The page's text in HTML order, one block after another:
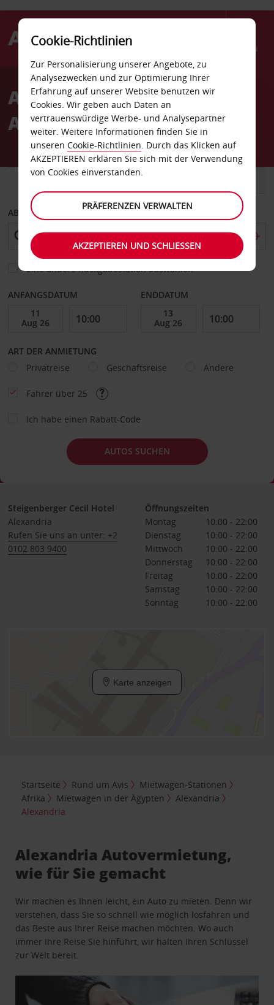
Menü
AvisAutovermietung
Alexandria
ABHOLEN VON
Eine andere Rückgabestation auswählen
ANFANGSDATUM ENDDATUM
ART DER ANMIETUNG
Privatreise
Geschäftsreise Andere
Fahrer über 25
Ich habe einen Rabatt-Code
AUTOS SUCHEN
Steigenberger Cecil Hotel
Alexandria
Rufen Sie uns an unter: +2
0102 803 9400
Öffnungszeiten
Montag
10:00 - 22:00
Dienstag
10:00 - 22:00
Mittwoch
10:00 - 22:00
Donnerstag
10:00 - 22:00
Freitag
10:00 - 22:00
Samstag
10:00 - 22:00
Sonntag
10:00 - 22:00
Karte anzeigen
Startseite Rund um Avis
Mietwagen-Stationen
Afrika
Mietwagen in der Ägypten
Alexandria
Alexandria
Alexandria Autovermietung,
wie für Sie gemacht
Wir machen es Ihnen leicht, ein Auto zu mieten. Denn wir
verstehen, dass Sie so schnell wie möglich losfahren und
das Beste aus Ihrer Reise machen möchten. Wo auch
immer Ihre Reise Sie hinführt, wir halten Ihren Schlüssel
zur Welt bereit.
Cookie-Richtlinien
Zur Personalisierung unserer Angebote, zu
Analysezwecken und zur Optimierung Ihrer
Erfahrung auf unserer Website benutzen wir
Cookies. Wir geben auch Daten an
vertrauenswürdige Werbe- und Analysepartner
weiter. Weitere Informationen finden Sie in
unseren Cookie-Richtlinien. Durch das Klicken auf
AKZEPTIEREN erklären Sie sich mit der Verwendung
von Cookies einverstanden.
PRÄFERENZEN VERWALTEN
AKZEPTIEREN UND SCHLIESSEN